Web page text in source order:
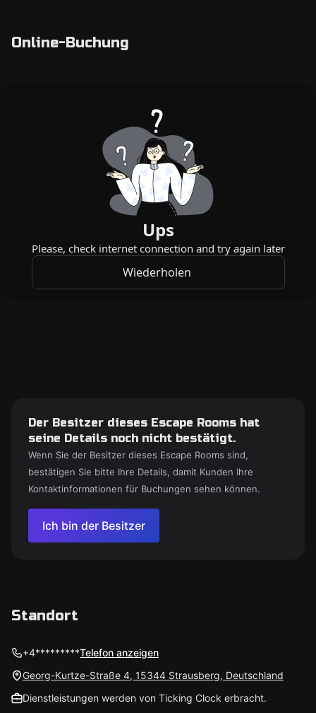
Online-Buchung
Der Besitzer dieses Escape Rooms hat
seine Details noch nicht bestätigt.
Wenn Sie der Besitzer dieses Escape Rooms sind,
bestätigen Sie bitte Ihre Details, damit Kunden Ihre
Kontaktinformationen für Buchungen sehen können.
Ich bin der Besitzer
Standort
+4*********Telefon anzeigen
Georg-Kurtze-Straße 4, 15344 Strausberg, Deutschland
Dienstleistungen werden von Ticking Clock erbracht.